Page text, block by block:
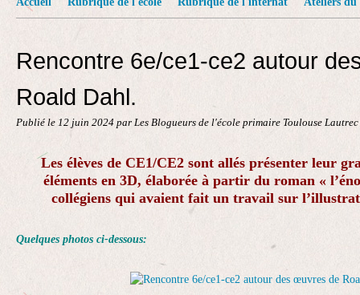
Rencontre 6e/ce1-ce2 autour
Roald Dahl.
Publié le 12 juin 2024 par Les Blogueurs de l'école primaire Toulouse Lautrec
Les élèves de CE1/CE2 sont allés présenter leur
éléments en 3D, élaborée à partir du roman «
collégiens qui avaient fait un travail sur
Quelques photos ci-dessous: